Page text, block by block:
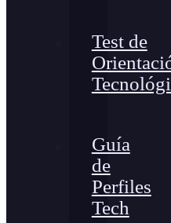
Test de
Guía
de
Perfiles
Tech